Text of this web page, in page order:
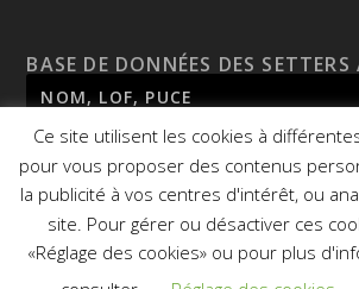
BASE DE DONNÉES DES
Ce site utilisent les cookies à
pour vous proposer des contenus
la publicité à vos centres d'intérêt, ou
site. Pour gérer ou désactiver ces
«Réglage des cookies» ou pour plus